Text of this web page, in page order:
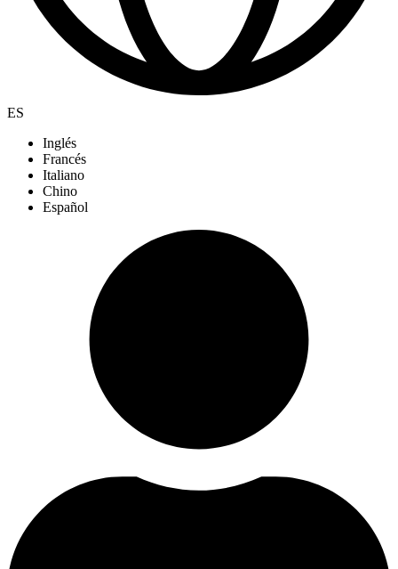
ES
Inglés
Francés
Italiano
Chino
Español